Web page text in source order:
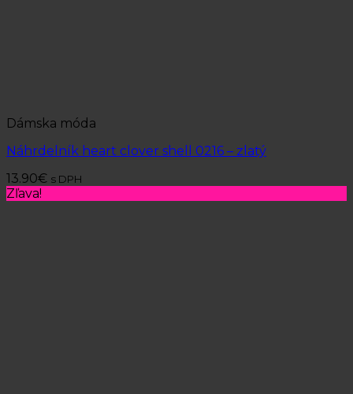
Dámska móda
Náhrdelník heart clover shell 0216 – zlatý
13.90€ s DPH
Zľava!